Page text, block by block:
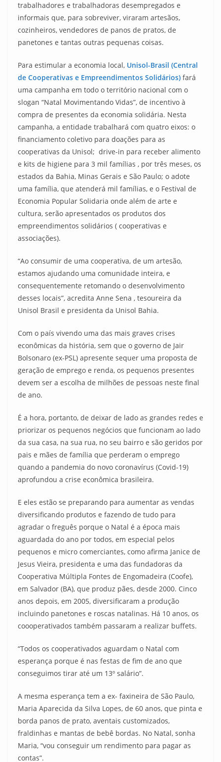
trabalhadores e trabalhadoras desempregados e
informais que, para sobreviver, viraram artesãos,
cozinheiros, vendedores de panos de pratos, de
panetones e tantas outras pequenas coisas.
Para estimular a economia local, Unisol-Brasil (Central
de Cooperativas e Empreendimentos Solidários) fará
uma campanha em todo o território nacional com o
slogan “Natal Movimentando Vidas”, de incentivo à
compra de presentes da economia solidária. Nesta
campanha, a entidade trabalhará com quatro eixos: o
financiamento coletivo para doações para as
cooperativas da Unisol; drive-in para receber alimento
e kits de higiene para 3 mil famílias , por três meses, os
estados da Bahia, Minas Gerais e São Paulo; o adote
uma família, que atenderá mil famílias, e o Festival de
Economia Popular Solidaria onde além de arte e
cultura, serão apresentados os produtos dos
empreendimentos solidários ( cooperativas e
associações).
“Ao consumir de uma cooperativa, de um artesão,
estamos ajudando uma comunidade inteira, e
consequentemente retomando o desenvolvimento
desses locais”, acredita Anne Sena , tesoureira da
Unisol Brasil e presidenta da Unisol Bahia.
Com o país vivendo uma das mais graves crises
econômicas da história, sem que o governo de Jair
Bolsonaro (ex-PSL) apresente sequer uma proposta de
geração de emprego e renda, os pequenos presentes
devem ser a escolha de milhões de pessoas neste final
de ano.
É a hora, portanto, de deixar de lado as grandes redes e
priorizar os pequenos negócios que funcionam ao lado
da sua casa, na sua rua, no seu bairro e são geridos por
pais e mães de família que perderam o emprego
quando a pandemia do novo coronavírus (Covid-19)
aprofundou a crise econômica brasileira.
E eles estão se preparando para aumentar as vendas
diversificando produtos e fazendo de tudo para
agradar o freguês porque o Natal é a época mais
aguardada do ano por todos, em especial pelos
pequenos e micro comerciantes, como afirma Janice de
Jesus Vieira, presidenta e uma das fundadoras da
Cooperativa Múltipla Fontes de Engomadeira (Coofe),
em Salvador (BA), que produz pães, desde 2000. Cinco
anos depois, em 2005, diversificaram a produção
incluindo panetones e roscas natalinas. Há 10 anos, os
coooperativados também passaram a realizar buffets.
“Todos os cooperativados aguardam o Natal com
esperança porque é nas festas de fim de ano que
conseguimos tirar até um 13º salário”.
A mesma esperança tem a ex- faxineira de São Paulo,
Maria Aparecida da Silva Lopes, de 60 anos, que pinta e
borda panos de prato, aventais customizados,
fraldinhas e mantas de bebê bordas. No Natal, sonha
Maria, “vou conseguir um rendimento para pagar as
contas”.